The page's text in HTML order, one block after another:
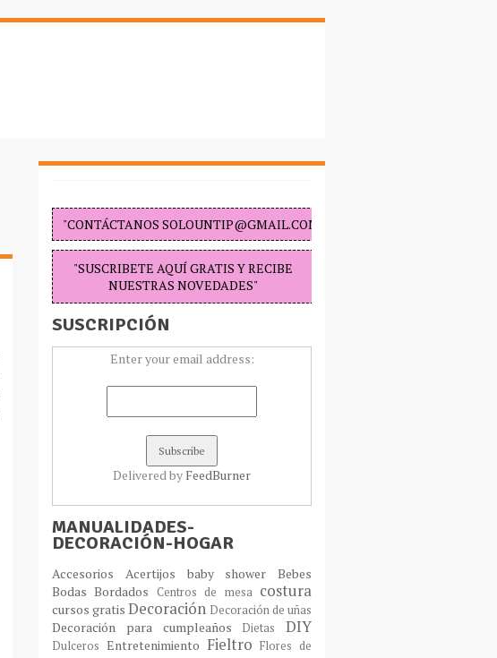
"CONTÁCTANOS SOLOUNTIP@GMAIL.COM "
"SUSCRIBETE AQUÍ GRATIS Y RECIBE
NUESTRAS NOVEDADES"
SUSCRIPCIÓN
Enter your email address:
Delivered by FeedBurner
MANUALIDADES-
DECORACIÓN-HOGAR
Accesorios Acertijos baby shower Bebes
BodasBordados Centros de mesa costura
cursos gratis Decoración Decoración de uñas
Decoración para cumpleaños Dietas DIY
Dulceros Entretenimiento FieltroFlores de